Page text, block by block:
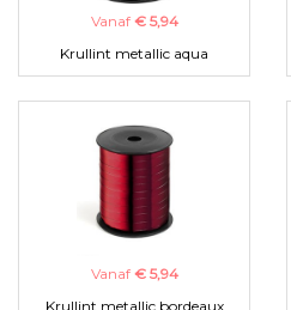
Vanaf € 5,94
Krullint metallic aqua
Vanaf € 5,94
Krullint metallic bordeaux